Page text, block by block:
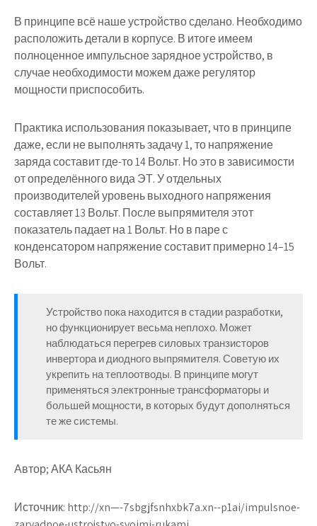
В принципе всё наше устройство сделано. Необходимо
расположить детали в корпусе. В итоге имеем
полноценное импульсное зарядное устройство, в
случае необходимости можем даже регулятор
мощности приспособить.
Практика использования показывает, что в принципе
даже, если не выполнять задачу 1, то напряжение
заряда составит где-то 14 Вольт. Но это в зависимости
от определённого вида ЭТ. У отдельных
производителей уровень выходного напряжения
составляет 13 Вольт. После выпрямителя этот
показатель падает на 1 Вольт. Но в паре с
конденсатором напряжение составит примерно 14–15
Вольт.
Устройство пока находится в стадии разработки,
но функционирует весьма неплохо. Может
наблюдаться перегрев силовых транзисторов
инвертора и диодного выпрямителя. Советую их
укрепить на теплоотводы. В принципе могут
применяться электронные трансформаторы и
большей мощности, в которых будут дополняться
те же системы.
Автор; АКА Касьян
Источник: http://xn—-7sbgjfsnhxbk7a.xn--p1ai/impulsnoe-